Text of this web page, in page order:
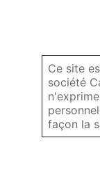
Ce site
société
façon la